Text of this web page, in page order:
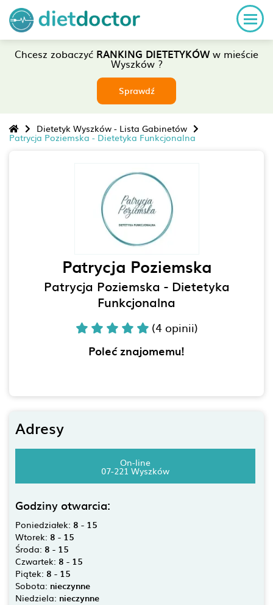
Chcesz zobaczyć RANKING DIETETYKÓWw mieście
Wyszków ?
Sprawdź
Dietetyk Wyszków - Lista Gabinetów
Patrycja Poziemska - Dietetyka Funkcjonalna
Patrycja Poziemska
Patrycja Poziemska - Dietetyka
Funkcjonalna
(4 opinii)
Poleć znajomemu!
Adresy
On-line
07-221 Wyszków
Godziny otwarcia:
Poniedziałek: 8 - 15
Wtorek: 8 - 15
Środa: 8 - 15
Czwartek: 8 - 15
Piątek: 8 - 15
Sobota: nieczynne
Niedziela: nieczynne